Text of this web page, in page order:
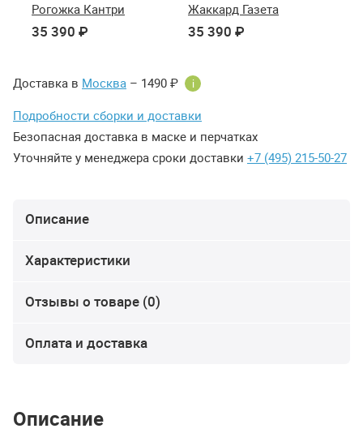
Рогожка Кантри
35 390 ₽
Жаккард Газета
35 390 ₽
Доставка в Москва – 1490 ₽ i
Подробности сборки и доставки
Безопасная доставка в маске и перчатках
Уточняйте у менеджера сроки доставки +7 (495) 215-50-27
Описание
Характеристики
Отзывы о товаре (0)
Оплата и доставка
Описание